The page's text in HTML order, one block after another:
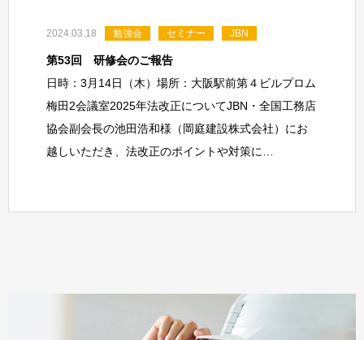
2024.03.18 勉強会 セミナー JBN
第53回 研修会のご報告
日時：3月14日（木）場所：大阪駅前第４ビルプロム
梅田2会議室2025年法改正についてJBN・全国工務店
協会副会長の池田浩和様（岡庭建設株式会社）にお
越しいただき、法改正のポイントや対策に…